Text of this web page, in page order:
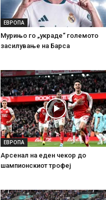
ЕВРОПА
Мурињо го „украде“ големото
засилување на Барса
ЕВРОПА
Арсенал на еден чекор до
шампионскиот трофеј